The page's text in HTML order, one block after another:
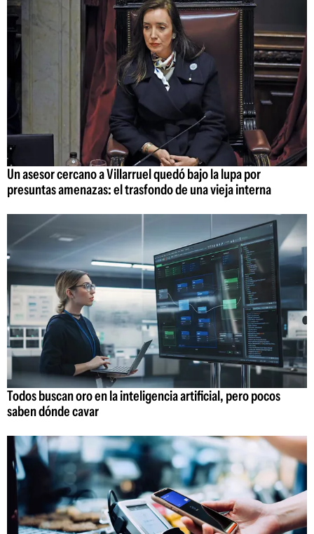
Un asesor cercano a Villarruel quedó bajo la lupa por
presuntas amenazas: el trasfondo de una vieja interna
Todos buscan oro en la inteligencia artificial, pero pocos
saben dónde cavar